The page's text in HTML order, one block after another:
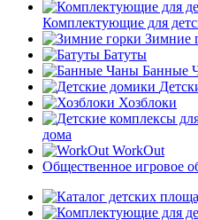
Комплектующие для
Зимние
Батуты
Банные
Хозблоки
дома
WorkOut
Общественное игровое